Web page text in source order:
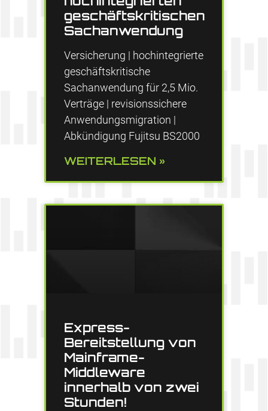
geschäftskritischen
Sachanwendung
Versicherung | hochintegrierte
geschäftskritische
Sachanwendung für 2,5 Mio.
Verträge | revisionssichere
Anwendungsmigration |
Abkündigung Fujitsu BS2000
WEITERLESEN »
Express-
Bereitstellung von
Mainframe-
Middleware
innerhalb von zwei
Stunden!